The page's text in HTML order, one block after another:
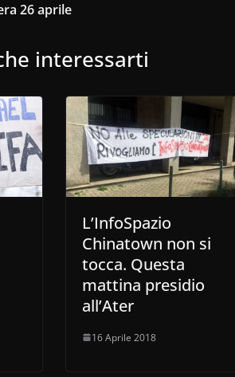
26 aprile
interessarti
L’InfoSpazio
Chinatown non si
tocca. Questa
mattina presidio
all’Ater
16 Aprile 2018